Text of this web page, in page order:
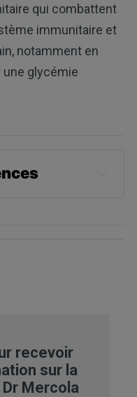
qui combattent
immunitaire et
notamment en
une glycémie
recevoir
sur la
Mercola